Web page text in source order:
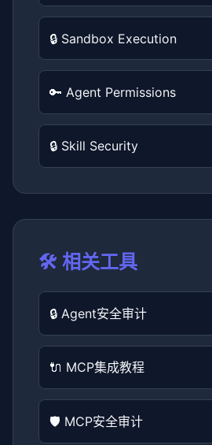
🔒 Sandbox Execution
🔑 Agent Permissions
🔒 Skill Security
🛠️ 相关工具
🔒 Agent安全审计
🔌 MCP集成教程
🛡️ MCP安全审计